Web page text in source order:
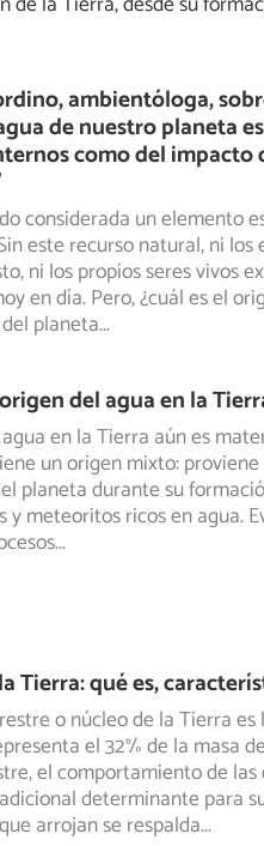
ambientóloga,
de nuestro planeta
como del
considerada un elemento
este recurso natural, ni
ni los propios seres vivos
en día. Pero, ¿cuál es el
planeta...
del agua en la
en la Tierra aún es
un origen mixto:
planeta durante su
y meteoritos ricos en agua.
...
Tierra: qué es,
o núcleo de la Tierra
el 32% de la masa
el comportamiento de las
determinante para
arrojan se respalda...